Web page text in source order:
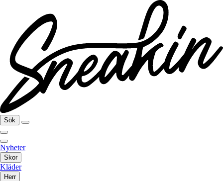
Sök
Nyheter
Skor
Kläder
Herr